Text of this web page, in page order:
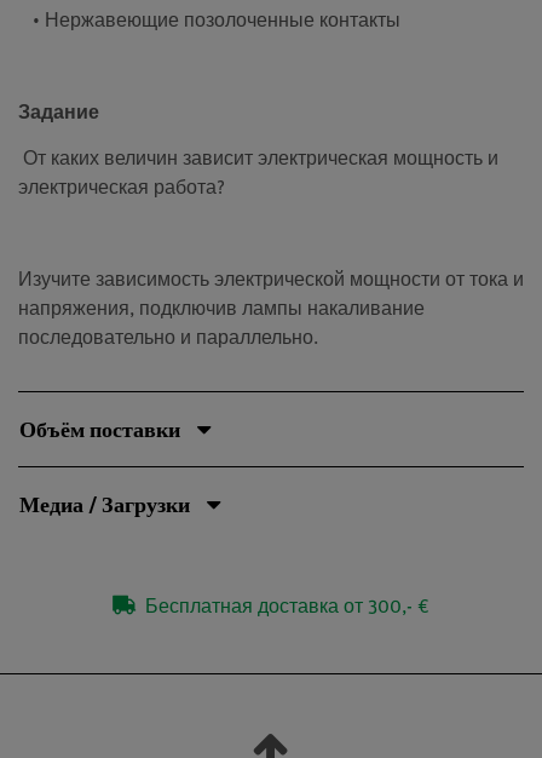
• Нержавеющие позолоченные контакты
Задание
От каких величин зависит электрическая мощность и
электрическая работа?
Изучите зависимость электрической мощности от тока и
напряжения, подключив лампы накаливание
последовательно и параллельно.
Объём поставки
Медиа / Загрузки
Бесплатная доставка от 300,- €